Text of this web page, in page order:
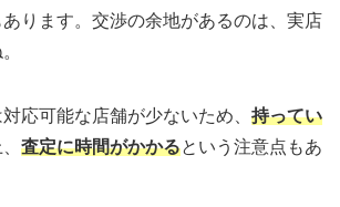
あります。交渉の余地があるのは、実店
応可能な店舗が少ないため、 持ってい
、 査定に時間がかかるという注意点もあ